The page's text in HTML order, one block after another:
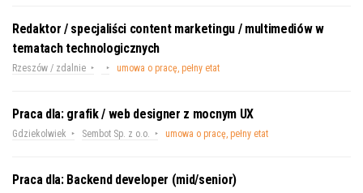
Redaktor / specjaliści content marketingu / multimediów w
tematach technologicznych
Rzeszów / zdalnie umowa o pracę, pełny etat
Praca dla: grafik / web designer z mocnym UX
Gdziekolwiek Sembot Sp. z o.o. umowa o pracę, pełny etat
Praca dla: Backend developer (mid/senior)